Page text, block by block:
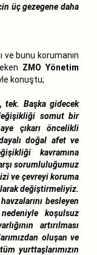
üç gezegene daha
ve bunu korumanın
ZMO Yönetim
konuştu;
tek. Başka gidecek
somut bir
çıkarı öncelikli
doğal afet ve
kavramına
sorumluluğumuz
ve çevreyi koruma
değiştirmeliyiz.
besleyen
koşulsuz
artırılması
oluşan ve
yurttaşlarımızın